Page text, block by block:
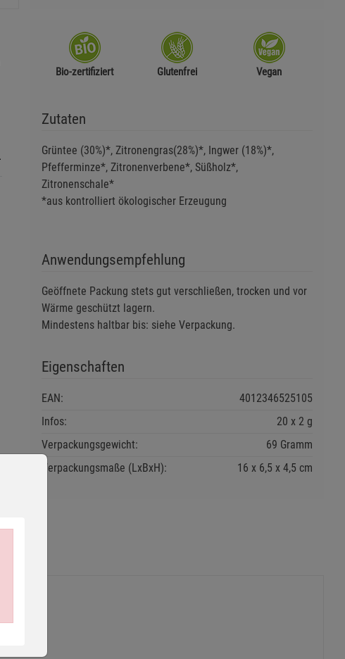
Bio-zertifiziert Glutenfrei Vegan
Zutaten
Grüntee (30%)*, Zitronengras(28%)*, Ingwer (18%)*,
Pfefferminze*, Zitronenverbene*, Süßholz*,
Zitronenschale*
*aus kontrolliert ökologischer Erzeugung
Anwendungsempfehlung
Geöffnete Packung stets gut verschließen, trocken und vor
Wärme geschützt lagern.
Mindestens haltbar bis: siehe Verpackung.
Eigenschaften
EAN:
4012346525105
Infos:
20 x 2 g
Verpackungsgewicht:
69 Gramm
Verpackungsmaße (LxBxH):
16 6,5 4,5 cm